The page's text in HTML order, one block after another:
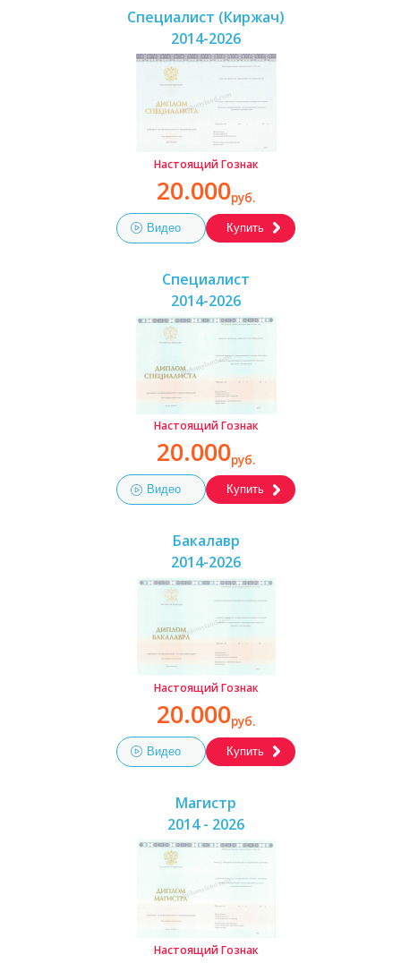
Специалист (Киржач)
2014-2026
Настоящий Гознак
20.000руб.
Видео Купить
Специалист
2014-2026
Настоящий Гознак
20.000руб.
Видео Купить
Бакалавр
2014-2026
Настоящий Гознак
20.000руб.
Видео Купить
Магистр
2014 - 2026
Настоящий Гознак